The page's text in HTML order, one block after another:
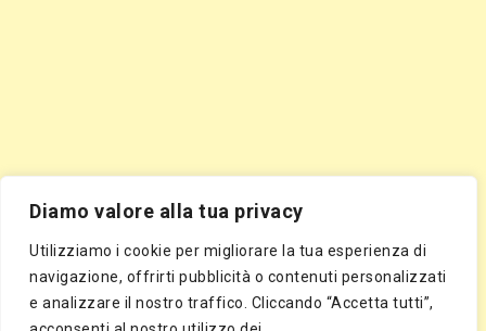
Diamo valore alla tua privacy
Utilizziamo i cookie per migliorare la tua esperienza di
navigazione, offrirti pubblicità o contenuti personalizzati
e analizzare il nostro traffico. Cliccando “Accetta tutti”,